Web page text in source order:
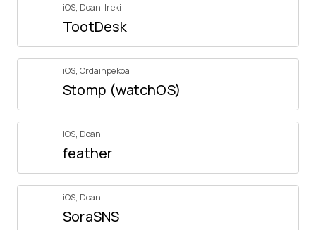
iOS, Doan, Ireki
TootDesk
iOS, Ordainpekoa
Stomp (watchOS)
iOS, Doan
feather
iOS, Doan
SoraSNS